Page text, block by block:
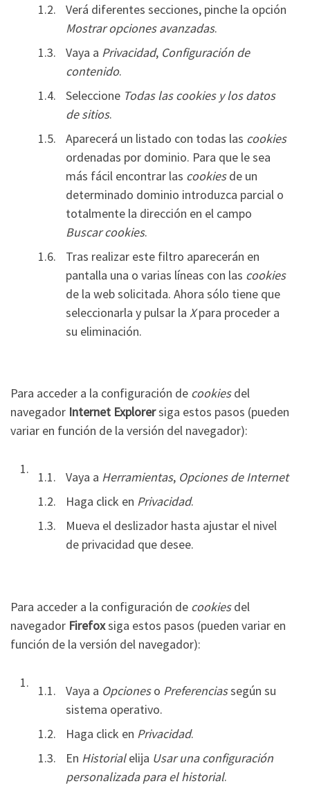
Verá diferentes secciones, pinche la opción
Mostrar opciones avanzadas.
Vaya a Privacidad, Configuración de
contenido.
Seleccione Todas lascookiesy los datos
de sitios.
Aparecerá un listado con todas las cookies
ordenadas por dominio. Para que le sea
más fácil encontrar las cookiesde un
determinado dominio introduzca parcial o
totalmente la dirección en el campo
Buscar cookies.
Tras realizar este filtro aparecerán en
pantalla una o varias líneas con las cookies
de la web solicitada. Ahora sólo tiene que
seleccionarla y pulsar la Xpara proceder a
su eliminación.
Para acceder a la configuración de cookiesdel
navegador Internet Explorersiga estos pasos (pueden
variar en función de la versión del navegador):
Vaya a Herramientas, Opciones de Internet
Haga click en Privacidad.
Mueva el deslizador hasta ajustar el nivel
de privacidad que desee.
Para acceder a la configuración de cookiesdel
navegador Firefoxsiga estos pasos (pueden variar en
función de la versión del navegador):
Vaya a Opcioneso Preferenciassegún su
sistema operativo.
Haga click en Privacidad.
En Historialelija Usar una configuración
personalizada para el historial.